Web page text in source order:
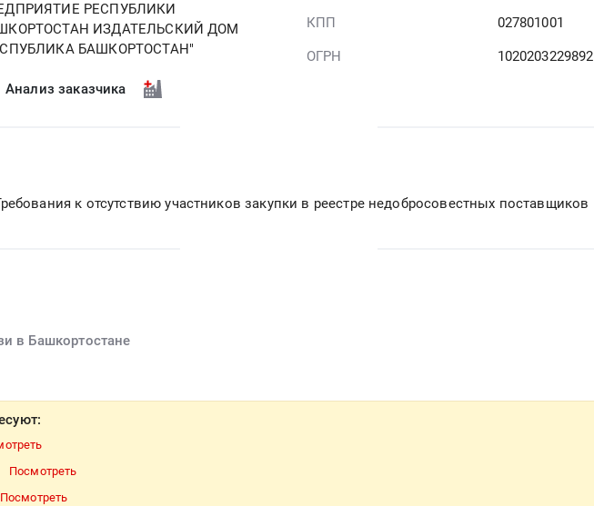
РЕСПУБЛИКИ
ИЗДАТЕЛЬСКИЙ ДОМ
БАШКОРТОСТАН"
Анализ заказчика
КПП 027801001
ОГРН 1020203229892
к отсутствию участников закупки в реестре недобросовестных поставщиков
в Башкортостане
Посмотреть
Посмотреть